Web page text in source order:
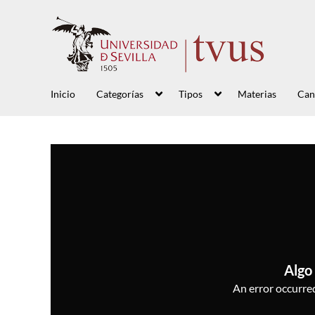
Inicio Categorías Tipos Materias
Algo
An error